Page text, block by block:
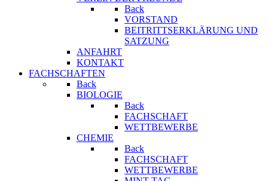
Back
VORSTAND
BEITRITTSERKLÄRUNG UND
SATZUNG
ANFAHRT
KONTAKT
FACHSCHAFTEN
Back
BIOLOGIE
Back
FACHSCHAFT
WETTBEWERBE
CHEMIE
Back
FACHSCHAFT
WETTBEWERBE